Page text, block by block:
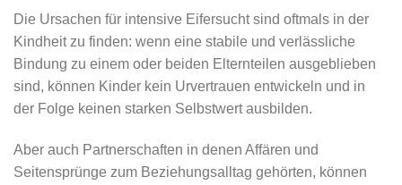
Die Ursachen für intensive Eifersucht sind oftmals in der
Kindheit zu finden: wenn eine stabile und verlässliche
Bindung zu einem oder beiden Elternteilen ausgeblieben
sind, können Kinder kein Urvertrauen entwickeln und in
der Folge keinen starken Selbstwert ausbilden.
Aber auch Partnerschaften in denen Affären und
Seitensprünge zum Beziehungsalltag gehörten, können